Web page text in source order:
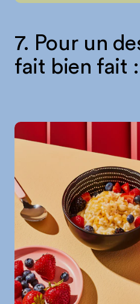
7. Pour un
fait bien fait :